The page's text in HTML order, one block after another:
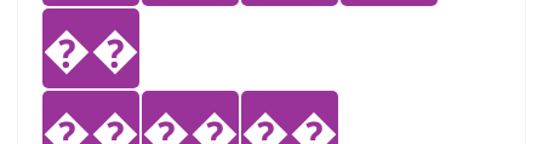
��
������